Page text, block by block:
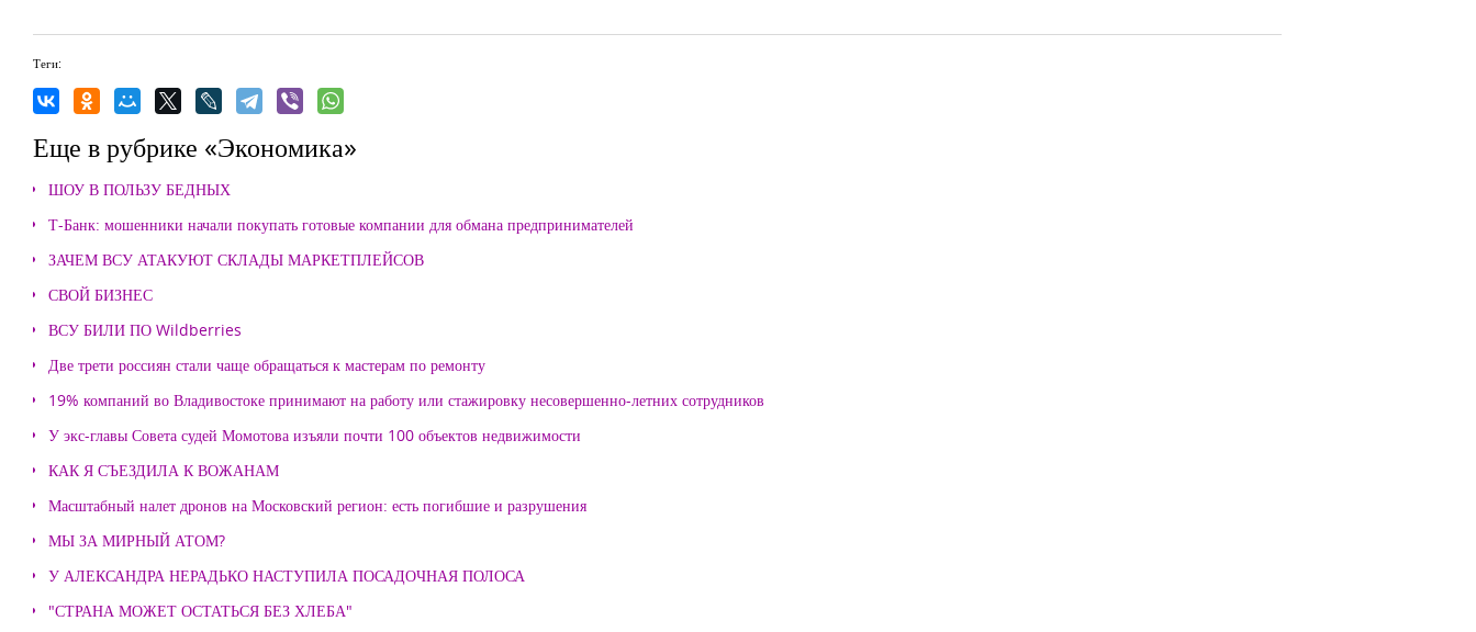
Теги:
Еще в рубрике «Экономика»
ШОУ В ПОЛЬЗУ БЕДНЫХ
Т-Банк: мошенники начали покупать готовые компании для обмана предпринимателей
ЗАЧЕМ ВСУ АТАКУЮТ СКЛАДЫ МАРКЕТПЛЕЙСОВ
СВОЙ БИЗНЕС
ВСУ БИЛИ ПО Wildberries
Две трети россиян стали чаще обращаться к мастерам по ремонту
19% компаний во Владивостоке принимают на работу или стажировку несовершенно-летних сотрудников
У экс-главы Совета судей Момотова изъяли почти 100 объектов недвижимости
КАК Я СЪЕЗДИЛА К ВОЖАНАМ
Масштабный налет дронов на Московский регион: есть погибшие и разрушения
МЫ ЗА МИРНЫЙ АТОМ?
У АЛЕКСАНДРА НЕРАДЬКО НАСТУПИЛА ПОСАДОЧНАЯ ПОЛОСА
"СТРАНА МОЖЕТ ОСТАТЬСЯ БЕЗ ХЛЕБА"